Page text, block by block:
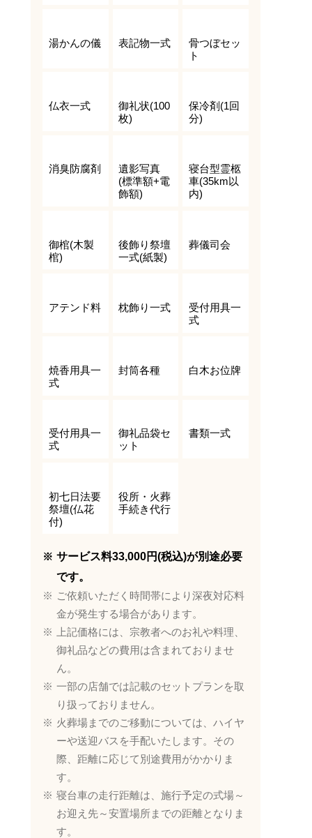
湯かんの儀 表記物一式
骨つぼセッ
ト
仏衣一式
御礼状(100
枚)
保冷剤(1回
分)
消臭防腐剤
遺影写真
(標準額+電
飾額)
寝台型霊柩
車(35km以
内)
御棺(木製
棺)
後飾り祭壇
一式(紙製)
葬儀司会
アテンド料 枕飾り一式
受付用具一
式
焼香用具一
式
封筒各種 白木お位牌
受付用具一
式
御礼品袋セ
ット
書類一式
初七日法要
祭壇(仏花
付)
役所・火葬
手続き代行
サービス料33,000円(税込)が別途必要
です。
ご依頼いただく時間帯により深夜対応料
金が発生する場合があります。
上記価格には、宗教者へのお礼や料理、
御礼品などの費用は含まれておりませ
ん。
一部の店舗では記載のセットプランを取
り扱っておりません。
火葬場までのご移動については、ハイヤ
ーや送迎バスを手配いたします。その
際、距離に応じて別途費用がかかりま
す。
寝台車の走行距離は、施行予定の式場～
お迎え先～安置場所までの距離となりま
す。